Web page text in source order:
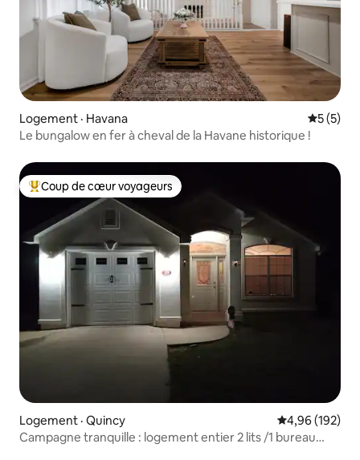
Logement · Havana Note
5 (5)
Le bungalow en fer à cheval de la Havane historique !
Coup de cœur voyageurs parmi les plus aimés
Coup de cœur voyageurs
Logement · Quincy Note
4,96 (192)
Campagne tranquille : logement entier 2 lits /1 bureau